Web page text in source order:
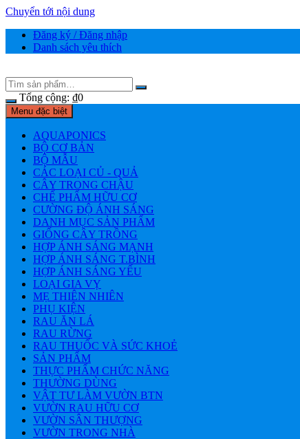
Chuyển tới nội dung
Đăng ký / Đăng nhập
Danh sách yêu thích
Tổng cộng: ₫0
Menu đặc biệt
AQUAPONICS
BỘ CƠ BẢN
BỘ MẪU
CÁC LOẠI CỦ - QUẢ
CÂY TRONG CHẬU
CHẾ PHẨM HỮU CƠ
CƯỜNG ĐỘ ÁNH SÁNG
DANH MỤC SẢN PHẨM
GIỐNG CÂY TRỒNG
HỢP ÁNH SÁNG MẠNH
HỢP ÁNH SÁNG T.BÌNH
HỢP ÁNH SÁNG YẾU
LOẠI GIA VỴ
MẸ THIÊN NHIÊN
PHỤ KIỆN
RAU ĂN LÁ
RAU RỪNG
RAU THUỐC VÀ SỨC KHOẺ
SẢN PHẨM
THỰC PHẨM CHỨC NĂNG
THƯỜNG DÙNG
VẬT TƯ LÀM VƯỜN BTN
VƯỜN RAU HỮU CƠ
VƯỜN SÂN THƯỢNG
VƯỜN TRONG NHÀ